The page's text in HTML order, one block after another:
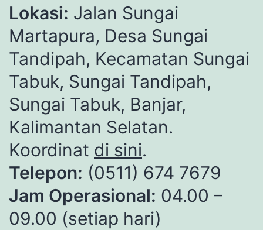
Lokasi: Jalan Sungai
Martapura, Desa Sungai
Tandipah, Kecamatan Sungai
Tabuk, Sungai Tandipah,
Sungai Tabuk, Banjar,
Kalimantan Selatan.
Koordinat di sini.
Telepon: (0511) 674 7679
Jam Operasional: 04.00 –
09.00 (setiap hari)